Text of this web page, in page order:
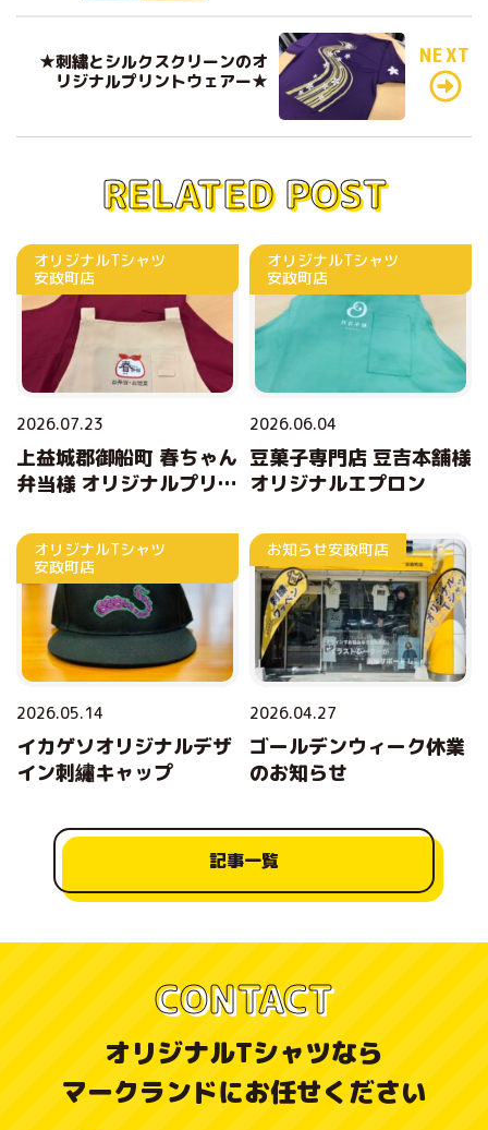
o
o
k
★刺繍とシルクスクリーンのオ
リジナルプリントウェアー★
NEXT
RELATED POST
オリジナルTシャツ
安政町店
2026.07.23
上益城郡御船町 春ちゃん
弁当様 オリジナルプリン
オリジナルTシャツ
安政町店
2026.06.04
豆菓子専門店 豆吉本舗様
オリジナルエプロン
オリジナルTシャツ
安政町店
2026.05.14
イカゲソオリジナルデザ
イン刺繡キャップ
お知らせ安政町店
2026.04.27
ゴールデンウィーク休業
のお知らせ
記事一覧
CONTACT
オリジナルTシャツなら
マークランドにお任せください